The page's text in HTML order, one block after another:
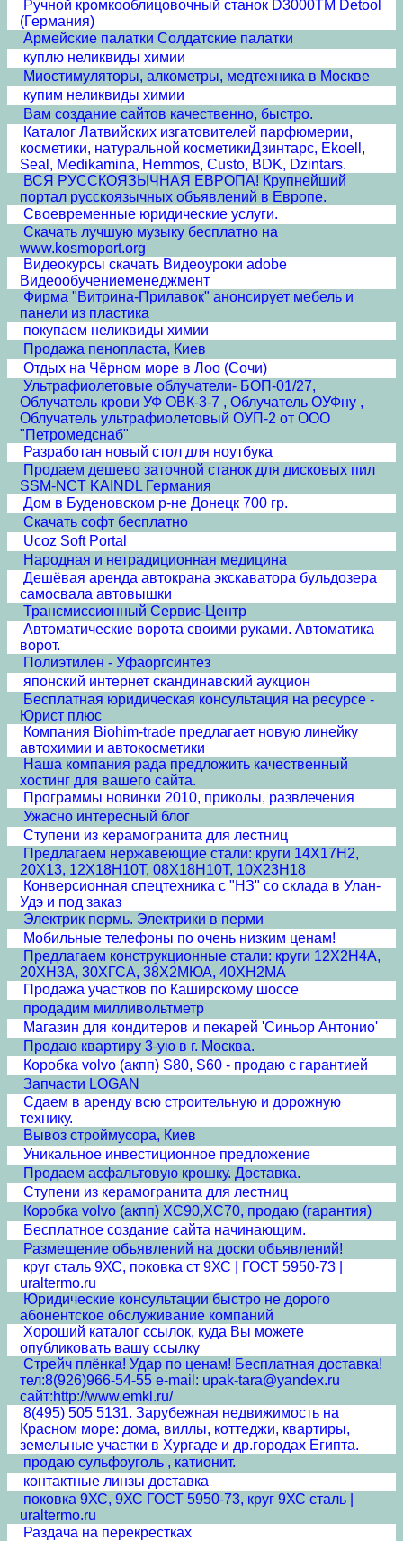
Ручной кромкооблицовочный станок D3000TM Detool
(Германия)
Армейские палатки Солдатские палатки
куплю неликвиды химии
Миостимуляторы, алкометры, медтехника в Москве
купим неликвиды химии
Вам создание сайтов качественно, быстро.
Каталог Латвийских изгатовителей парфюмерии,
косметики, натуральной косметикиДзинтарс, Ekoell,
Seal, Medikamina, Hemmos, Custo, BDK, Dzintars.
ВСЯ РУССКОЯЗЫЧНАЯ ЕВРОПА! Крупнейший
портал русскоязычных объявлений в Европе.
Своевременные юридические услуги.
Скачать лучшую музыку бесплатно на
www.kosmoport.org
Видеокурсы скачать Видеоуроки adobe
Видеообучениеменеджмент
Фирма "Витрина-Прилавок" анонсирует мебель и
панели из пластика
покупаем неликвиды химии
Продажа пенопласта, Киев
Отдых на Чёрном море в Лоо (Сочи)
Ультрафиолетовые облучатели- БОП-01/27,
Облучатель крови УФ ОВК-3-7 , Облучатель ОУФну ,
Облучатель ультрафиолетовый ОУП-2 от ООО
"Петромедснаб"
Разработан новый стол для ноутбука
Продаем дешево заточной станок для дисковых пил
SSM-NCT KAINDL Германия
Дом в Буденовском р-не Донецк 700 гр.
Скачать софт бесплатно
Ucoz Soft Portal
Народная и нетрадиционная медицина
Дешёвая аренда автокрана экскаватора бульдозера
самосвала автовышки
Трансмиссионный Сервис-Центр
Автоматические ворота своими руками. Автоматика
ворот.
Полиэтилен - Уфаоргсинтез
японский интернет скандинавский аукцион
Бесплатная юридическая консультация на ресурсе -
Юрист плюс
Компания Biohim-trade предлагает новую линейку
автохимии и автокосметики
Наша компания рада предложить качественный
хостинг для вашего сайта.
Программы новинки 2010, приколы, развлечения
Ужасно интересный блог
Ступени из керамогранита для лестниц
Предлагаем нержавеющие стали: круги 14Х17Н2,
20Х13, 12Х18Н10Т, 08Х18Н10Т, 10Х23Н18
Конверсионная спецтехника с "НЗ" со склада в Улан-
Удэ и под заказ
Электрик пермь. Электрики в перми
Мобильные телефоны по очень низким ценам!
Предлагаем конструкционные стали: круги 12Х2Н4А,
20ХН3А, 30ХГСА, 38Х2МЮА, 40ХН2МА
Продажа участков по Каширскому шоссе
продадим милливольтметр
Магазин для кондитеров и пекарей 'Синьор Антонио'
Продаю квартиру 3-ую в г. Москва.
Коробка volvo (акпп) S80, S60 - продаю с гарантией
Запчасти LOGAN
Сдаем в аренду всю строительную и дорожную
технику.
Вывоз строймусора, Киев
Уникальное инвестиционное предложение
Продаем асфальтовую крошку. Доставка.
Ступени из керамогранита для лестниц
Коробка volvo (акпп) XC90,XC70, продаю (гарантия)
Бесплатное создание сайта начинающим.
Размещение объявлений на доски объявлений!
круг сталь 9ХС, поковка ст 9ХС | ГОСТ 5950-73 |
uraltermo.ru
Юридические консультации быстро не дорого
абонентское обслуживание компаний
Хороший каталог ссылок, куда Вы можете
опубликовать вашу ссылку
Стрейч плёнка! Удар по ценам! Бесплатная доставка!
тел:8(926)966-54-55 e-mail: upak-tara@yandex.ru
сайт:http://www.emkl.ru/
8(495) 505 5131. Зарубежная недвижимость на
Красном море: дома, виллы, коттеджи, квартиры,
земельные участки в Хургаде и др.городах Египта.
продаю сульфоуголь , катионит.
контактные линзы доставка
поковка 9ХС, 9ХС ГОСТ 5950-73, круг 9ХС сталь |
uraltermo.ru
Раздача на перекрестках